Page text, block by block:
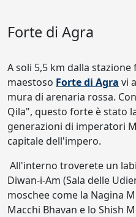
Forte di Agra
A soli 5,5 km dalla
maestoso Forte di Agra vi
mura di arenaria rossa.
Qila", questo forte è stato
generazioni di imperatori
capitale dell'impero.
All'interno troverete un
Diwan-i-Am (Sala delle
moschee come la Nagina
Macchi Bhavan e lo Shish